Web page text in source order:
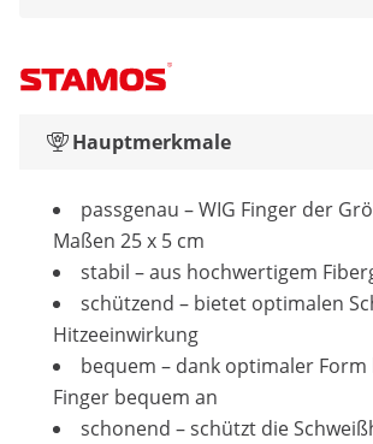
Hauptmerkmale
passgenau – WIG Finger der
Maßen 25 x 5 cm
stabil – aus hochwertigem
schützend – bietet optimalen
Hitzeeinwirkung
bequem – dank optimaler Form
Finger bequem an
schonend – schützt die